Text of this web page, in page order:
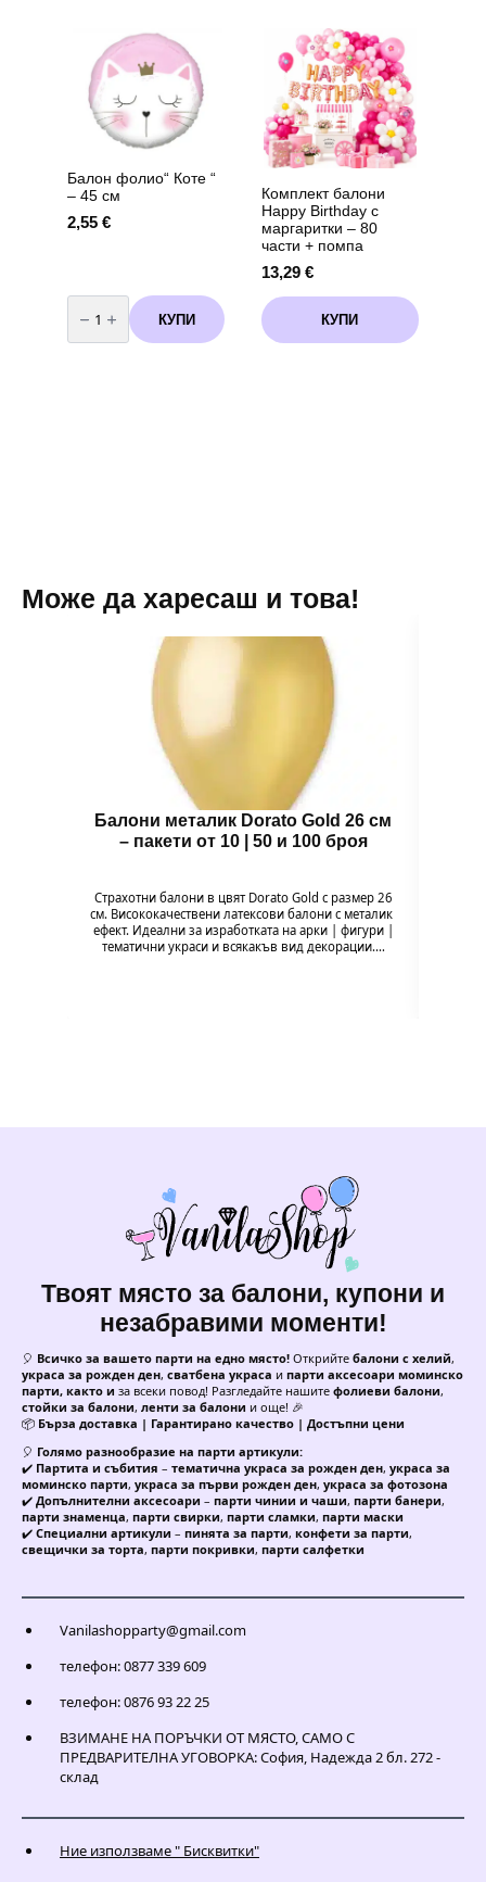
фолио/-
Пепа
Пиг
(Peppa
см,
броя
Балон фолио“ Коте “
– 45 см
2,55 €
количество
за
Балон
фолио"
КУПИ
Комплект балони
Happy Birthday с
маргаритки – 80
части + помпа
13,29 €
КУПИ
Може да харесаш и това!
Балони металик Dorato Gold 26 см
– пакети от 10 | 50 и 100 броя
Страхотни балони в цвят Dorato Gold с размер 26
см. Висококачествени латексови балони с металик
ефект. Идеални за изработката на арки | фигури |
тематични украси и всякакъв вид декорации.…
Твоят място за балони, купони и
незабравими моменти!
🎈 Всичко за вашето парти на едно място! Открийте балони с хелий,
украса за рожден ден, сватбена украса и парти аксесоари моминско
парти, както и за всеки повод! Разгледайте нашите фолиеви балони,
стойки за балони, ленти за балони и още! 🎉
📦 Бърза доставка | Гарантирано качество | Достъпни цени
🎈 Голямо разнообразие на парти артикули:
✔️ Партита и събития – тематична украса за рожден ден, украса за
моминско парти, украса за първи рожден ден, украса за фотозона
✔️ Допълнителни аксесоари – парти чинии и чаши, парти банери,
парти знаменца, парти свирки, парти сламки, парти маски
✔️ Специални артикули – пинята за парти, конфети за парти,
свещички за торта, парти покривки, парти салфетки
Vanilashopparty@gmail.com
телефон: 0877 339 609
телефон: 0876 93 22 25
ВЗИМАНЕ НА ПОРЪЧКИ ОТ МЯСТО, САМО С
ПРЕДВАРИТЕЛНА УГОВОРКА: София, Надежда 2 бл. 272 -
склад
Ние използваме " Бисквитки"